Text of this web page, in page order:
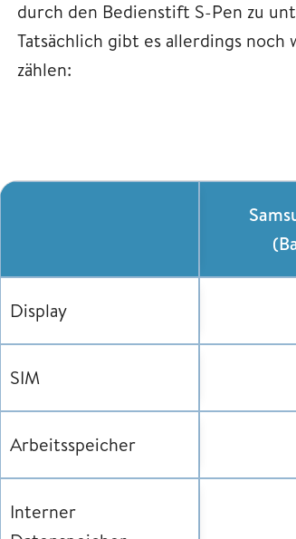
durch den Bedienstift S-Pen zu
Tatsächlich gibt es allerdings
zählen:
Display
SIM
Arbeitsspeicher
Interner